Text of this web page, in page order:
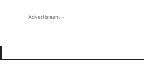
- Advertisment -